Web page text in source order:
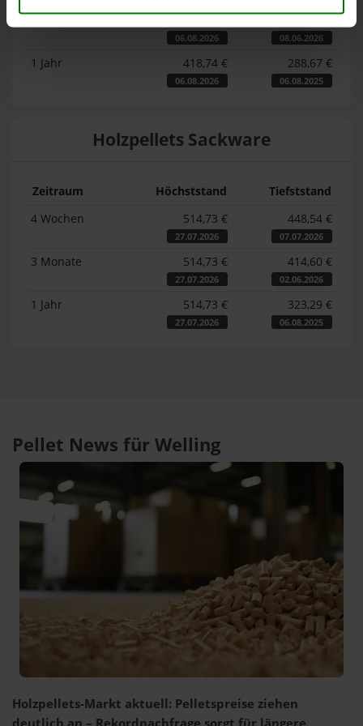
3 Monate 418,74 €
06.08.2026
360,02 €
08.06.2026
1 Jahr 418,74 €
06.08.2026
288,67 €
06.08.2025
Holzpellets Sackware
Zeitraum Höchststand
Tiefststand
4 Wochen
514,73 €
27.07.2026
448,54 €
07.07.2026
3 Monate 514,73 €
27.07.2026
414,60 €
02.06.2026
1 Jahr 514,73 €
27.07.2026
323,29 €
06.08.2025
Pellet News für Welling
Holzpellets-Markt aktuell: Pelletspreise ziehen